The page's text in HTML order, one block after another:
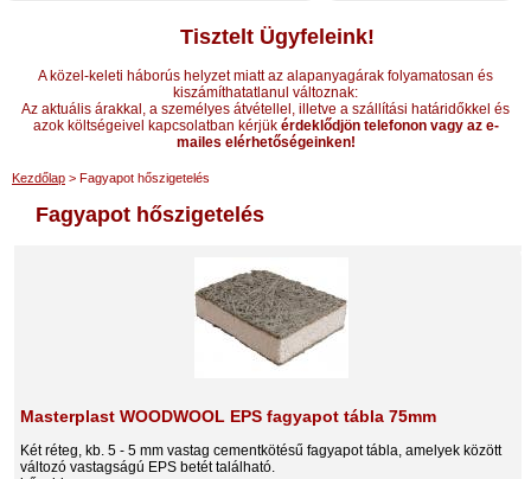
Tisztelt Ügyfeleink!
A közel-keleti háborús helyzet miatt az alapanyagárak folyamatosan és
kiszámíthatatlanul változnak:
Az aktuális árakkal, a személyes átvétellel, illetve a szállítási határidőkkel és
azok költségeivel kapcsolatban kérjük érdeklődjön telefonon vagy az e-
mailes elérhetőségeinken!
Kezdőlap > Fagyapot hőszigetelés
Fagyapot hőszigetelés
Masterplast WOODWOOL EPS fagyapot tábla 75mm
Két réteg, kb. 5 - 5 mm vastag cementkötésű fagyapot tábla, amelyek között
változó vastagságú EPS betét található.